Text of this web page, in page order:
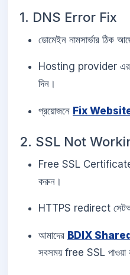
1. DNS Error Fix
ডোমেইন নামসার্ভার ঠিক
Hosting provider এর
দিন।
প্রয়োজনে Fix
2. SSL Not
Free SSL Certificate
করুন।
HTTPS redirect
আমাদের BDIX
সবসময় free SSL পাওয়া